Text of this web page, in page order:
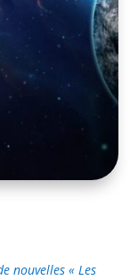
nouvelles « Les